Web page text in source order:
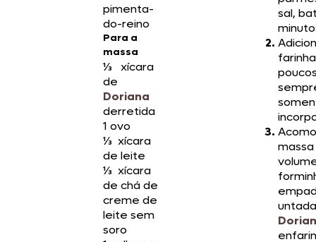
pimenta-
do-reino
Para a
massa
⅓ xícara
de
Doriana
derretida
1 ovo
⅓ xícara
de leite
⅓ xícara
de chá de
creme de
leite sem
soro
sal,